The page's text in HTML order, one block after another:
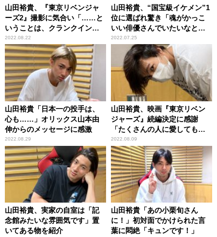
山田裕貴、『東京リベンジャ
ーズ2』撮影に気合い「……と
いうことは、クランクインし
ました！」
2022.08.22
山田裕貴、“国宝級イケメン”1
位に選ばれ驚き「魂がかっこ
いい俳優さんでいたいなと思
います」
2022.07.25
山田裕貴「日本一の投手は、
心も……」オリックス山本由
伸からのメッセージに感激
2022.08.29
山田裕貴、映画『東京リベン
ジャーズ』続編決定に感謝
「たくさんの人に愛してもら
って」
2022.08.09
山田裕貴、実家の自室は「記
念館みたいな雰囲気です」置
いてある物を紹介
山田裕貴「あの小栗旬さん
に！」初対面でかけられた言
葉に悶絶「キュンです！」